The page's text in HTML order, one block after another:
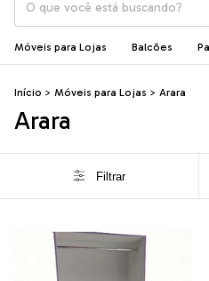
Móveis para Lojas Balcões
Início > Móveis para Lojas > Arara
Arara
Filtrar